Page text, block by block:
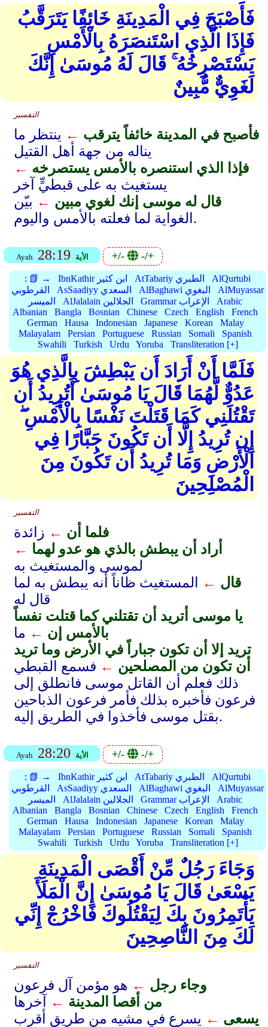
فَأَصْبَحَ فِي الْمَدِينَةِ خَائِفًا يَتَرَقَّبُ
فَإِذَا الَّذِي اسْتَنصَرَهُ بِالْأَمْسِ
يَسْتَصْرِخُهُ ۚ قَالَ لَهُ مُوسَىٰ إِنَّكَ
لَغَوِيٌّ مُّبِينٌ
التفسير
فأصبح في المدينة خائفاً يترقب ← ينتظر ما
يناله من جهة أهل القتيل
فإذا الذي استنصره بالأمس يستصرخه ←
يستغيث به على قبطيٍّ آخر
قال له موسى إنك لغوي مبين ← بيّن
الغواية لما فعلته بالأمس واليوم.
Ayah 28:19 الأية +/- -/+
: 📗 → IbnKathir ابن كثير AtTabariy الطبري
AlQurtubi
القرطوبي
AsSaadiyy السعدي AlBaghawi البغوي
AlMuyassar
الميسر
AlJalalain الجلالين Grammar الإعراب
Arabic
Albanian
Bangla Bosnian Chinese Czech English
French
German
Hausa Indonesian Japanese Korean
Malay
Malayalam
Persian Portuguese Russian Somali
Spanish
Swahili
Turkish Urdu Yoruba Transliteration [+]
فَلَمَّا أَنْ أَرَادَ أَن يَبْطِشَ بِالَّذِي هُوَ
عَدُوٌّ لَّهُمَا قَالَ يَا مُوسَىٰ أَتُرِيدُ أَن
تَقْتُلَنِي كَمَا قَتَلْتَ نَفْسًا بِالْأَمْسِ ۖ
إِن تُرِيدُ إِلَّا أَن تَكُونَ جَبَّارًا فِي
الْأَرْضِ وَمَا تُرِيدُ أَن تَكُونَ مِنَ
الْمُصْلِحِينَ
التفسير
فلما أن ← زائدة
أراد أن يبطش بالذي هو عدو لهما ←
لموسى والمستغيث به
قال ←
المستغيث ظاناً أنه يبطش به لما
قال له
يا موسى أتريد أن تقتلني كما قتلت نفساً
بالأمس إن ← ما
تريد إلا أن تكون جباراً في الأرض وما تريد
أن تكون من المصلحين ← فسمع القبطي
ذلك فعلم أن القاتل موسى فانطلق إلى
فرعون فأخبره بذلك فأمر فرعون الذباحين
بقتل موسى فأخذوا في الطريق إليه.
Ayah 28:20 الأية +/- -/+
: 📗 → IbnKathir ابن كثير AtTabariy الطبري
AlQurtubi
القرطوبي
AsSaadiyy السعدي AlBaghawi البغوي
AlMuyassar
الميسر
AlJalalain الجلالين Grammar الإعراب
Arabic
Albanian
Bangla Bosnian Chinese Czech English
French
German
Hausa Indonesian Japanese Korean
Malay
Malayalam
Persian Portuguese Russian Somali
Spanish
Swahili
Turkish Urdu Yoruba Transliteration [+]
وَجَاءَ رَجُلٌ مِّنْ أَقْصَى الْمَدِينَةِ
يَسْعَىٰ قَالَ يَا مُوسَىٰ إِنَّ الْمَلَأَ
يَأْتَمِرُونَ بِكَ لِيَقْتُلُوكَ فَاخْرُجْ إِنِّي
لَكَ مِنَ النَّاصِحِينَ
التفسير
وجاء رجل ← هو مؤمن آل فرعون
من أقصا المدينة ←
آخرها
يسعى ← يسرع في مشيه من طريق أقرب